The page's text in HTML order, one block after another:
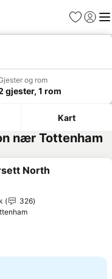
Favoritter
Logg
og rom
gjester, 1 rom
Kart
nær Tottenham
i favoritter
North
326